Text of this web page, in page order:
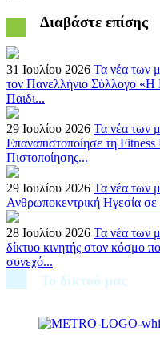
Διαβάστε επίσης
31 Ιουλίου 2026 Τα νέα των
τον Πανελλήνιο Σύλλογο «Η
Παιδι...
29 Ιουλίου 2026 Τα νέα των
Επαναπιστοποίησε τη
Πιστοποίησης...
29 Ιουλίου 2026 Τα νέα των
Ανθρωποκεντρική Ηγεσία σε
28 Ιουλίου 2026 Τα νέα των
δίκτυο κινητής στον κόσμο
συνεχό...
Το δίκτυό μας